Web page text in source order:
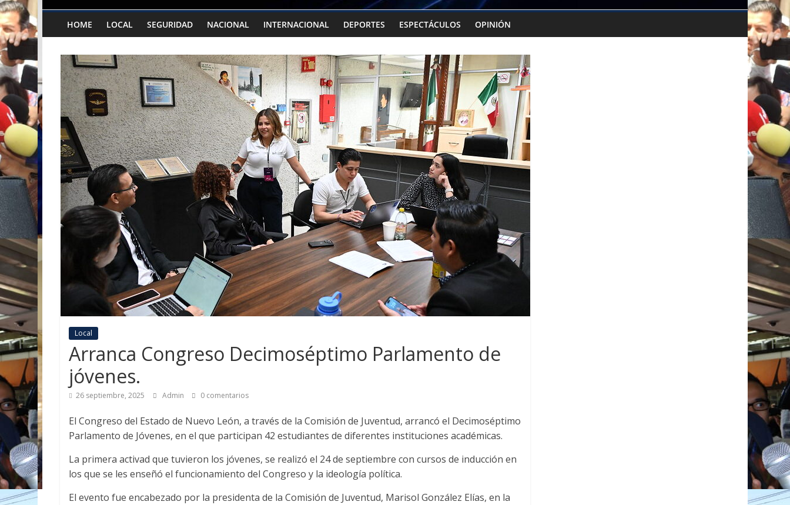
HOME LOCAL SEGURIDAD NACIONAL INTERNACIONAL DEPORTES ESPECTÁCULOS OPINIÓN
Local
Arranca Congreso Decimoséptimo Parlamento de
jóvenes.
26 septiembre, 2025 Admin 0 comentarios
El Congreso del Estado de Nuevo León, a través de la Comisión de Juventud, arrancó el Decimoséptimo
Parlamento de Jóvenes, en el que participan 42 estudiantes de diferentes instituciones académicas.
La primera activad que tuvieron los jóvenes, se realizó el 24 de septiembre con cursos de inducción en
los que se les enseñó el funcionamiento del Congreso y la ideología política.
El evento fue encabezado por la presidenta de la Comisión de Juventud, Marisol González Elías, en la